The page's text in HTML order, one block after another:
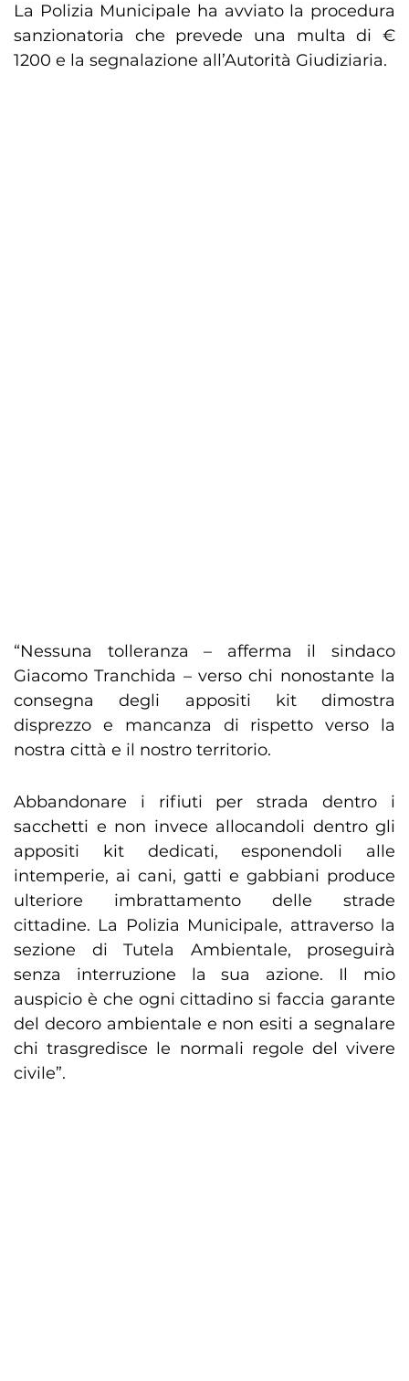
La Polizia Municipale ha avviato la procedura
sanzionatoria che prevede una multa di €
1200 e la segnalazione all’Autorità Giudiziaria.
“Nessuna tolleranza – afferma il sindaco
Giacomo Tranchida – verso chi nonostante la
consegna degli appositi kit dimostra
disprezzo e mancanza di rispetto verso la
nostra città e il nostro territorio.
Abbandonare i rifiuti per strada dentro i
sacchetti e non invece allocandoli dentro gli
appositi kit dedicati, esponendoli alle
intemperie, ai cani, gatti e gabbiani produce
ulteriore imbrattamento delle strade
cittadine. La Polizia Municipale, attraverso la
sezione di Tutela Ambientale, proseguirà
senza interruzione la sua azione. Il mio
auspicio è che ogni cittadino si faccia garante
del decoro ambientale e non esiti a segnalare
chi trasgredisce le normali regole del vivere
civile”.